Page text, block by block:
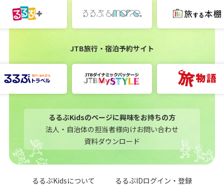
JTB旅行・宿泊予約サイト
るるぶKidsのページに興味をお持ちの方
法人・自治体の担当者様向けお問い合わせ
資料ダウンロード
るるぶKidsについて るるぶIDログイン・登録